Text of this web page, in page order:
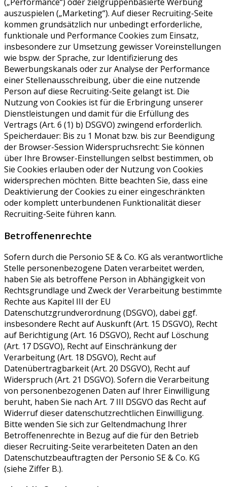
auszuspielen („Marketing“). Auf dieser Recruiting-Seite
kommen grundsätzlich nur unbedingt erforderliche,
funktionale und Performance Cookies zum Einsatz,
insbesondere zur Umsetzung gewisser Voreinstellungen
wie bspw. der Sprache, zur Identifizierung des
Bewerbungskanals oder zur Analyse der Performance
einer Stellenausschreibung, über die eine nutzende
Person auf diese Recruiting-Seite gelangt ist. Die
Nutzung von Cookies ist für die Erbringung unserer
Dienstleistungen und damit für die Erfüllung des
Vertrags (Art. 6 (1) b) DSGVO) zwingend erforderlich.
Speicherdauer: Bis zu 1 Monat bzw. bis zur Beendigung
der Browser-Session Widerspruchsrecht: Sie können
über Ihre Browser-Einstellungen selbst bestimmen, ob
Sie Cookies erlauben oder der Nutzung von Cookies
widersprechen möchten. Bitte beachten Sie, dass eine
Deaktivierung der Cookies zu einer eingeschränkten
oder komplett unterbundenen Funktionalität dieser
Recruiting-Seite führen kann.
Betroffenenrechte
Sofern durch die Personio SE & Co. KG als verantwortliche
Stelle personenbezogene Daten verarbeitet werden,
haben Sie als betroffene Person in Abhängigkeit von
Rechtsgrundlage und Zweck der Verarbeitung bestimmte
Rechte aus Kapitel III der EU
Datenschutzgrundverordnung (DSGVO), dabei ggf.
insbesondere Recht auf Auskunft (Art. 15 DSGVO), Recht
auf Berichtigung (Art. 16 DSGVO), Recht auf Löschung
(Art. 17 DSGVO), Recht auf Einschränkung der
Verarbeitung (Art. 18 DSGVO), Recht auf
Datenübertragbarkeit (Art. 20 DSGVO), Recht auf
Widerspruch (Art. 21 DSGVO). Sofern die Verarbeitung
von personenbezogenen Daten auf Ihrer Einwilligung
beruht, haben Sie nach Art. 7 III DSGVO das Recht auf
Widerruf dieser datenschutzrechtlichen Einwilligung.
Bitte wenden Sie sich zur Geltendmachung Ihrer
Betroffenenrechte in Bezug auf die für den Betrieb
dieser Recruiting-Seite verarbeiteten Daten an den
Datenschutzbeauftragten der Personio SE & Co. KG
(siehe Ziffer B.).